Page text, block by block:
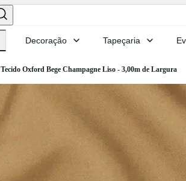
Decoração Tapeçaria
Tecido Oxford Bege Champagne Liso - 3,00m de Largura